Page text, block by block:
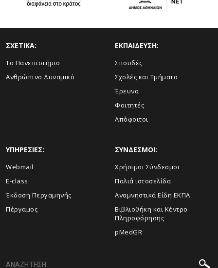
ΣΧΕΤΙΚΑ:
Το Πανεπιστήμιο
Ανθρώπινο Δυναμικό
ΕΚΠΑΙΔΕΥΣΗ:
Σπουδές
Σχολές και Τμήματα
Έρευνα
Φοιτητές
Απόφοιτοι
ΥΠΗΡΕΣΙΕΣ:
Webmail
E-class
Έκδοση Περγαμηνής
Πέργαμος
ΣΥΝΔΕΣΜΟΙ:
Χρήσιμοι Σύνδεσμοι
Παλιά ιστοσελίδα
Αναμνηστικά Είδη ΕΚΠΑ
Βιβλιοθήκη και Κέντρο
Πληροφόρησης
pMedGR